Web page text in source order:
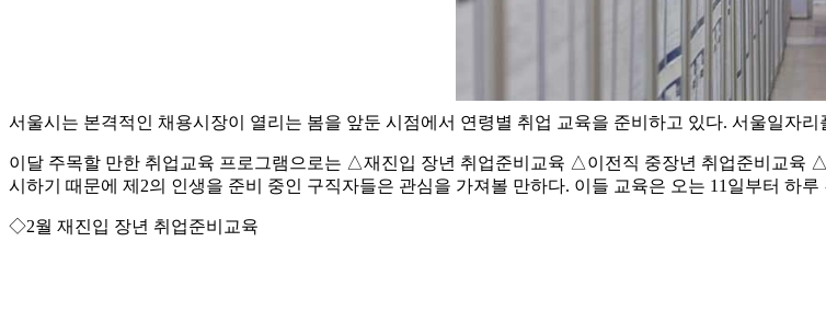
서울시는 본격적인 채용시장이 열리는 봄을 앞둔 시점에서 연령별 취업 교육을 준비하고 있다. 서울일자
이달 주목할 만한 취업교육 프로그램으로는 △재진입 장년 취업준비교육 △이전직 중장년 취업준비교육
시하기 때문에 제2의 인생을 준비 중인 구직자들은 관심을 가져볼 만하다. 이들 교육은 오는 11일부터 하
◇2월 재진입 장년 취업준비교육